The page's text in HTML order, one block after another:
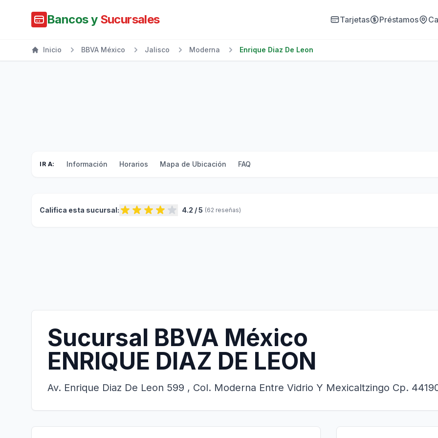
Bancos y Sucursales Tarjetas Préstamos
Inicio BBVA México Jalisco Moderna Enrique Diaz De Leon
IR A: Información Horarios Mapa de Ubicación FAQ
Califica esta sucursal: 4.2 / 5 (62 reseñas)
Sucursal BBVA México
ENRIQUE DIAZ DE LEON
Av. Enrique Diaz De Leon 599 , Col. Moderna Entre Vidrio Y Mexicaltzingo Cp.